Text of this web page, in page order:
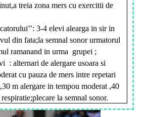
treia zona mers cu exercitii de
3-4 elevi alearga in sir in
din fata;la semnal sonor urmatorul
ramanand in urma grupei ;
: alternari de alergare usoara si
cu pauza de mers intre repetari
m alergare in tempou moderat ,40
la semnal sonor.